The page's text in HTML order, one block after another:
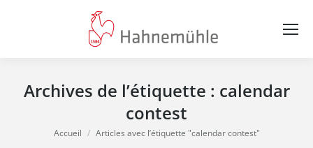
Archives de l’étiquette : calendar
contest
Vous êtes ici :
Accueil Articles avec l’étiquette "calendar contest"